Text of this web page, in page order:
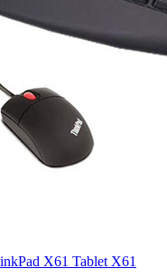
X61 Tablet X61